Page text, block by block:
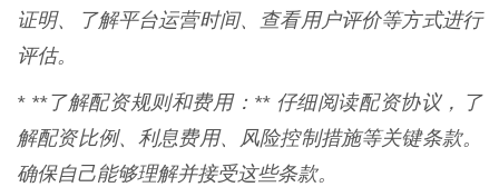
证明、了解平台运营时间、查看用户评价等方式进行
评估。
* **了解配资规则和费用：** 仔细阅读配资协议，了
解配资比例、利息费用、风险控制措施等关键条款。
确保自己能够理解并接受这些条款。